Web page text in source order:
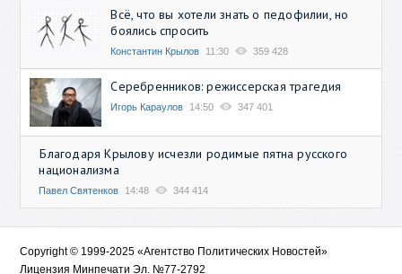
Всё, что вы хотели знать о педофилии, но
боялись спросить
Константин Крылов 11:30 359 428
Серебренников: режиссерская трагедия
Игорь Караулов 14:50 347 401
Благодаря Крылову исчезли родимые пятна русского
национализма
Павел Святенков 14:48 344 414
Copyright © 1999-2025 «Агентство Политических Новостей»
Лицензия Минпечати Эл. №77-2792